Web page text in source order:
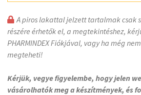
A piros lakattal jelzett tartalmak csak
részére érhetők el, a megtekintéshez,
PHARMINDEX Fiókjával, vagy ha még
megteheti!
Kérjük, vegye figyelembe, hogy jelen
vásárolhatók meg a készítmények, és